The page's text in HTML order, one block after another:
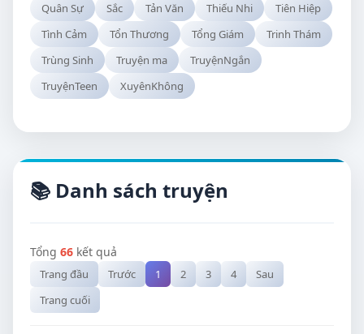
Quân Sự
Sắc Tản Văn Thiếu Nhi
Tiên Hiệp
Tình Cảm
Tổn Thương Tổng Giám
Trinh Thám
Trùng Sinh
Truyện ma
TruyệnNgắn
TruyệnTeen
XuyênKhông
📚 Danh sách truyện
Tổng 66 kết quả
Trang đầu Trước 1 2 3 4
Sau
Trang cuối